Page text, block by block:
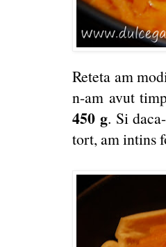
Reteta am
n-am avut
450 g. Si
tort, am intins